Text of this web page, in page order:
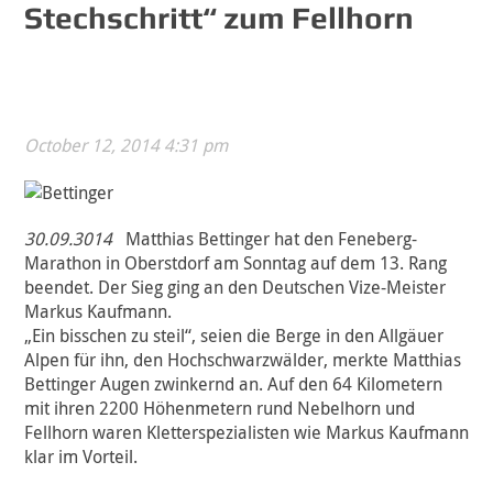
Stechschritt“ zum Fellhorn
October 12, 2014 4:31 pm
30.09.3014 Matthias Bettinger hat den Feneberg-
Marathon in Oberstdorf am Sonntag auf dem 13. Rang
beendet. Der Sieg ging an den Deutschen Vize-Meister
Markus Kaufmann.
„Ein bisschen zu steil“, seien die Berge in den Allgäuer
Alpen für ihn, den Hochschwarzwälder, merkte Matthias
Bettinger Augen zwinkernd an. Auf den 64 Kilometern
mit ihren 2200 Höhenmetern rund Nebelhorn und
Fellhorn waren Kletterspezialisten wie Markus Kaufmann
klar im Vorteil.